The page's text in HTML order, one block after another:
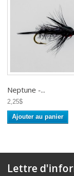
Neptune -...
2,25$
Ajouter au panier
Lettre